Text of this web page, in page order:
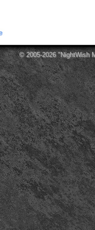
© 2005-2026"NightWish